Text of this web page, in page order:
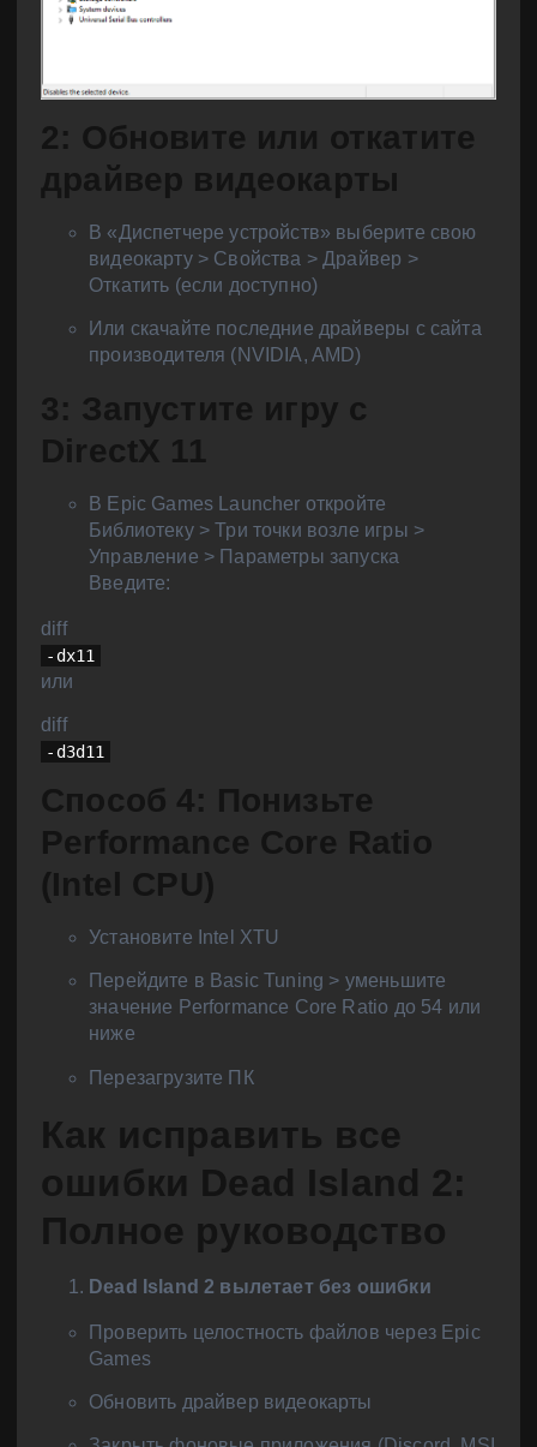
2: Обновите или откатите
драйвер видеокарты
В «Диспетчере устройств» выберите свою
видеокарту > Свойства > Драйвер >
Откатить (если доступно)
Или скачайте последние драйверы с сайта
производителя (NVIDIA, AMD)
3: Запустите игру с
DirectX 11
В Epic Games Launcher откройте
Библиотеку > Три точки возле игры >
Управление > Параметры запуска
Введите:
diff
-dx11
или
diff
-d3d11
Способ 4: Понизьте
Performance Core Ratio
(Intel CPU)
Установите Intel XTU
Перейдите в Basic Tuning > уменьшите
значение Performance Core Ratio до 54 или
ниже
Перезагрузите ПК
Как исправить все
ошибки Dead Island 2:
Полное руководство
Dead Island 2 вылетает без ошибки
Проверить целостность файлов через Epic
Games
Обновить драйвер видеокарты